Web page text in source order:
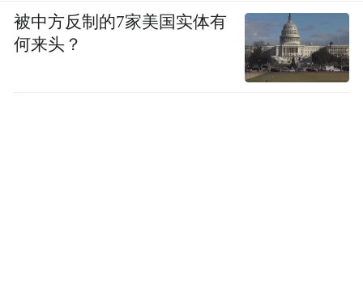
被中方反制的7家美国实体有
何来头？